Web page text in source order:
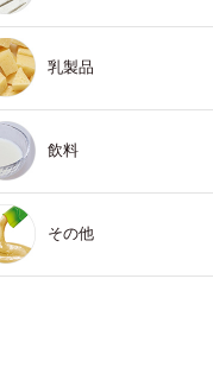
乳製品
飲料
その他